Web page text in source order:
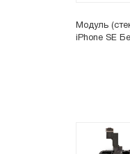
Модуль
iPhone SE